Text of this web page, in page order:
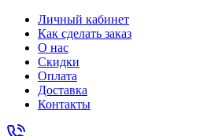
Личный кабинет
Как сделать заказ
О нас
Скидки
Оплата
Доставка
Контакты